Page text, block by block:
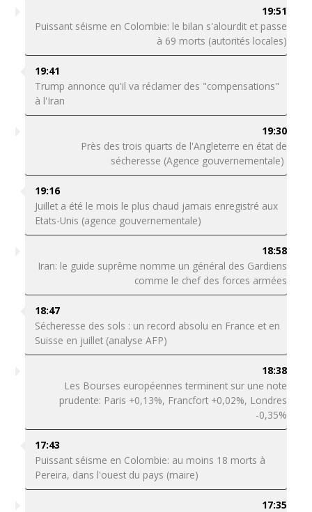
19:51
Puissant séisme en Colombie: le bilan s'alourdit et passe
à 69 morts (autorités locales)
19:41
Trump annonce qu'il va réclamer des "compensations"
à l'Iran
19:30
Près des trois quarts de l'Angleterre en état de
sécheresse (Agence gouvernementale)
19:16
Juillet a été le mois le plus chaud jamais enregistré aux
Etats-Unis (agence gouvernementale)
18:58
Iran: le guide suprême nomme un général des Gardiens
comme le chef des forces armées
18:47
Sécheresse des sols : un record absolu en France et en
Suisse en juillet (analyse AFP)
18:38
Les Bourses européennes terminent sur une note
prudente: Paris +0,13%, Francfort +0,02%, Londres
-0,35%
17:43
Puissant séisme en Colombie: au moins 18 morts à
Pereira, dans l'ouest du pays (maire)
17:35